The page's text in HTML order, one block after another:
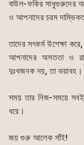
বাউল-ফকির সাধুগুরুদের
ও আপনাদের চরম
তাদের সৎকর্ম উপেক্ষা
আপনাদের অসততা ও
দুঃখজনক নয়, তা
সময় তার নিজ-সময়ে
ধরে।
জয় গুরু আলেক সাঁই!